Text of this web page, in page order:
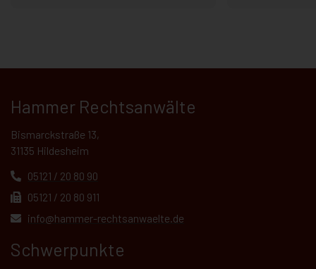
Hammer Rechtsanwälte
Bismarckstraße 13,
31135 Hildesheim
05121 / 20 80 90
05121 / 20 80 911
info@hammer-rechtsanwaelte.de
Schwerpunkte